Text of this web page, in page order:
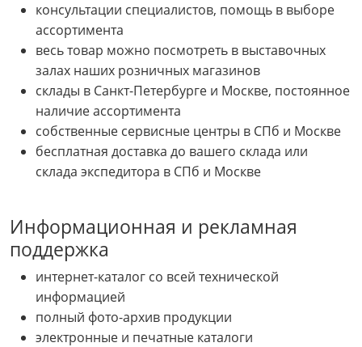
консультации специалистов, помощь в выборе
ассортимента
весь товар можно посмотреть в выставочных
залах наших розничных магазинов
склады в Санкт-Петербурге и Москве, постоянное
наличие ассортимента
собственные сервисные центры в СПб и Москве
бесплатная доставка до вашего склада или
склада экспедитора в СПб и Москве
Информационная и рекламная
поддержка
интернет-каталог со всей технической
информацией
полный фото-архив продукции
электронные и печатные каталоги